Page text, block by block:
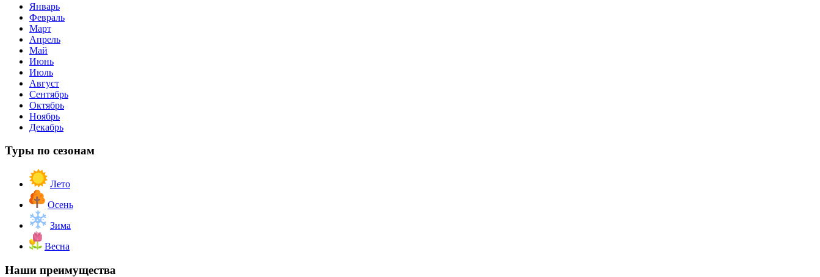
Январь
Февраль
Март
Апрель
Май
Июнь
Июль
Август
Сентябрь
Октябрь
Ноябрь
Декабрь
Туры по сезонам
Лето
Осень
Зима
Весна
Наши преимущества